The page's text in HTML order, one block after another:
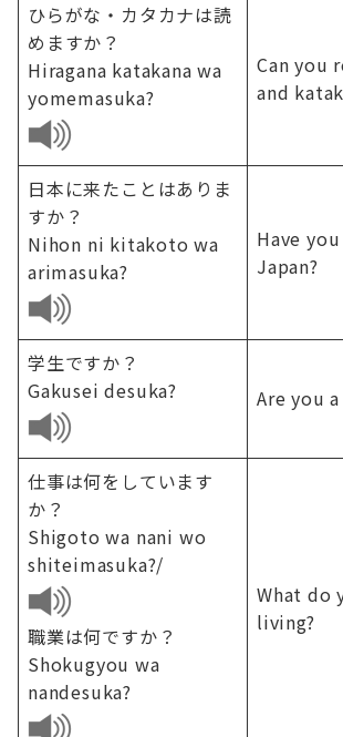
ひらがな・カタカナは読
めますか？
Hiragana katakana wa
yomemasuka?
Can you
and
日本に来たことはありま
すか？
Nihon ni kitakoto wa
arimasuka?
Have
Japan?
学生ですか？
Gakusei desuka?
Are you
仕事は何をしています
か？
Shigoto wa nani wo
shiteimasuka?/
職業は何ですか？
Shokugyou wa
nandesuka?
What do
living?